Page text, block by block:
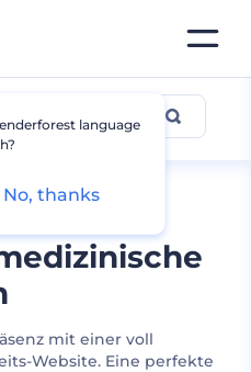
mit einer voll
Website. Eine perfekte
language
No, thanks